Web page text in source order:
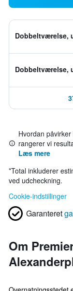
Dobbeltværelse,
Dobbeltværelse,
Hvordan
rangerer vi
Læs mere
*Total inkluderer
ved udcheckning.
Cookie-indstillinger
Garanteret
Om